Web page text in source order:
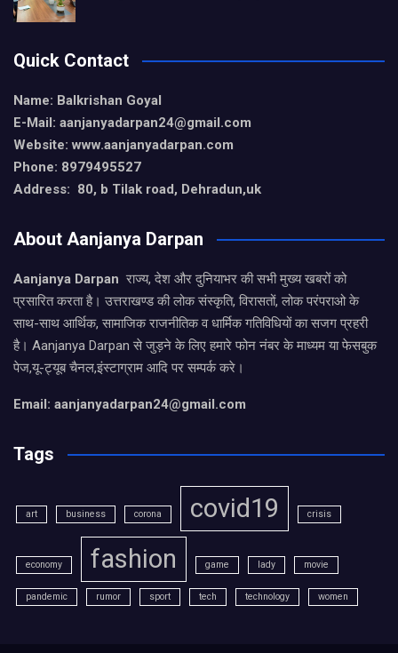
Quick Contact
Name: Balkrishan Goyal
E-Mail: aanjanyadarpan24@gmail.com
Website: www.aanjanyadarpan.com
Phone: 8979495527
Address: 80, b Tilak road, Dehradun,uk
About Aanjanya Darpan
Aanjanya Darpan राज्य, देश और दुनियाभर की सभी मुख्य खबरों को
प्रसारित करता है। उत्तराखण्ड की लोक संस्कृति, विरासतों, लोक परंपराओ के
साथ-साथ आर्थिक, सामाजिक राजनीतिक व धार्मिक गतिविधियों का सजग प्रहरी
है। Aanjanya Darpan से जुड़ने के लिए हमारे फोन नंबर के माध्यम या फेसबुक
पेज,यू-ट्यूब चैनल,इंस्टाग्राम आदि पर सम्पर्क करे।
Email: aanjanyadarpan24@gmail.com
Tags
art business corona covid19 crisis
economy fashion game lady movie
pandemic rumor sport tech technology women